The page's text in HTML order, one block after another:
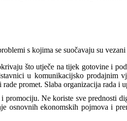
s kojima se suočavaju su
što utječe na tijek gotovine i
u komunikacijsko prodajnim
promet. Slaba organizacija rada i
promociju. Ne koriste sve prednosti
osnovnih ekonomskih pojmova i